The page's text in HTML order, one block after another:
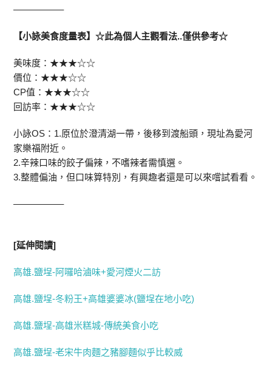
—————–
【小詠美食度量表】☆此為個人主觀看法..僅供參考☆
美味度：★★★☆☆
價位：★★★☆☆
CP值：★★★☆☆
回訪率：★★★☆☆
小詠OS：1.原位於澄清湖一帶，後移到渡船頭，現址為愛河
家樂福附近。
2.辛辣口味的餃子偏辣，不嗜辣者需慎選。
3.整體偏油，但口味算特別，有興趣者還是可以來嚐試看看。
—————–
[延伸閱讀]
高雄.鹽埕-阿囉哈滷味+愛河煙火二訪
高雄.鹽埕-冬粉王+高雄婆婆冰(鹽埕在地小吃)
高雄.鹽埕-高雄米糕城-傳統美食小吃
高雄.鹽埕-老宋牛肉麵之豬腳麵似乎比較威